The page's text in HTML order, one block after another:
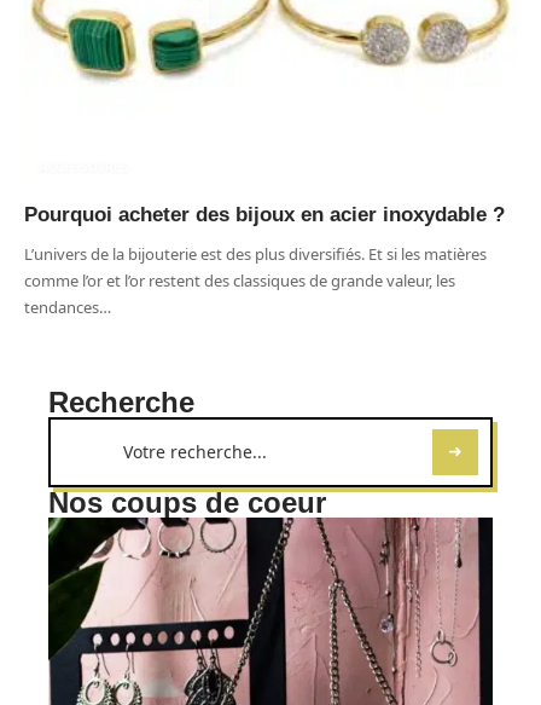
Pourquoi acheter des bijoux en acier inoxydable ?
L’univers de la bijouterie est des plus diversifiés. Et si les matières
comme l’or et l’or restent des classiques de grande valeur, les
tendances…
Recherche
Nos coups de coeur